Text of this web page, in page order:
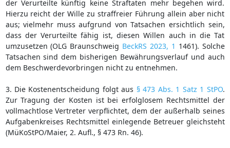
der Verurteilte künftig keine Straftaten mehr begehen wird.
Hierzu reicht der Wille zu straffreier Führung allein aber nicht
aus; vielmehr muss aufgrund von Tatsachen ersichtlich sein,
dass der Verurteilte fähig ist, diesen Willen auch in die Tat
umzusetzen (OLG Braunschweig BeckRS 2023, 1 1461). Solche
Tatsachen sind dem bisherigen Bewährungsverlauf und auch
dem Beschwerdevorbringen nicht zu entnehmen.
3. Die Kostenentscheidung folgt aus § 473 Abs. 1 Satz 1 StPO.
Zur Tragung der Kosten ist bei erfolglosem Rechtsmittel der
vollmachtlose Vertreter verpflichtet, dem der außerhalb seines
Aufgabenkreises Rechtsmittel einlegende Betreuer gleichsteht
(MüKoStPO/Maier, 2. Aufl., § 473 Rn. 46).